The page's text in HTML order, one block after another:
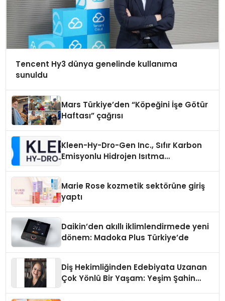
Tencent Hy3 dünya genelinde kullanıma
sunuldu
Mars Türkiye’den “Köpeğini İşe Götür
Haftası” çağrısı
Kleen-Hy-Dro-Gen Inc., Sıfır Karbon
Emisyonlu Hidrojen Isıtma
Marie Rose kozmetik sektörüne giriş
yaptı
Daikin’den akıllı iklimlendirmede yeni
dönem: Madoka Plus Türkiye’de
Diş Hekimliğinden Edebiyata Uzanan
Çok Yönlü Bir Yaşam: Yeşim Şahin